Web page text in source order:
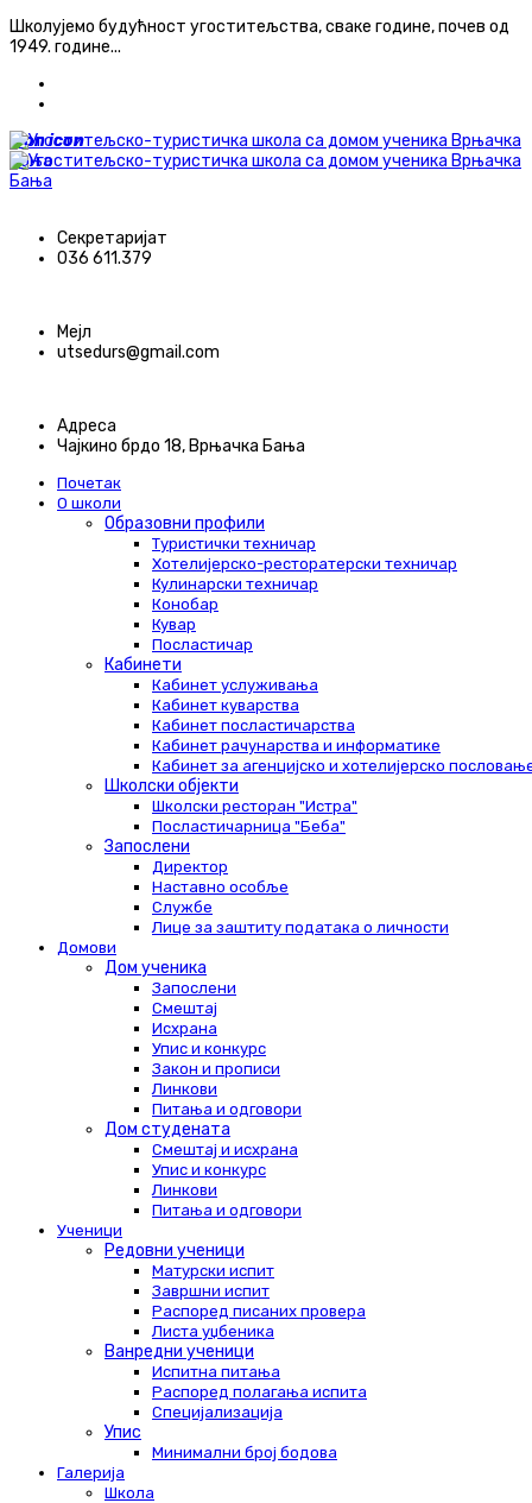
Школујемо будућност угоститељства, сваке године, почев од
1949. године...
iconicon
Секретаријат
036 611.379
Мејл
utsedurs@gmail.com
Адреса
Чајкино брдо 18, Врњачка Бања
Почетак
О школи
Образовни профили
Туристички техничар
Хотелијерско-ресторатерски техничар
Кулинарски техничар
Конобар
Кувар
Посластичар
Кабинети
Кабинет услуживања
Кабинет куварства
Кабинет посластичарства
Кабинет рачунарства и информатике
Кабинет за агенцијско и хотелијерско
Школски објекти
Школски ресторан "Истра"
Посластичарница "Беба"
Запослени
Директор
Наставно особље
Службе
Лице за заштиту података о личности
Домови
Дом ученика
Запослени
Смештај
Исхрана
Упис и конкурс
Закон и прописи
Линкови
Питања и одговори
Дом студената
Смештај и исхрана
Упис и конкурс
Линкови
Питања и одговори
Ученици
Редовни ученици
Матурски испит
Завршни испит
Распоред писаних провера
Листа уџбеника
Ванредни ученици
Испитна питања
Распоред полагања испита
Специјализација
Упис
Минимални број бодова
Галерија
Школа